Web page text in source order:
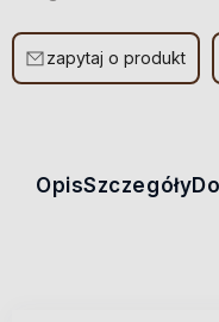
zapytaj o produkt
OpisSzczegóły